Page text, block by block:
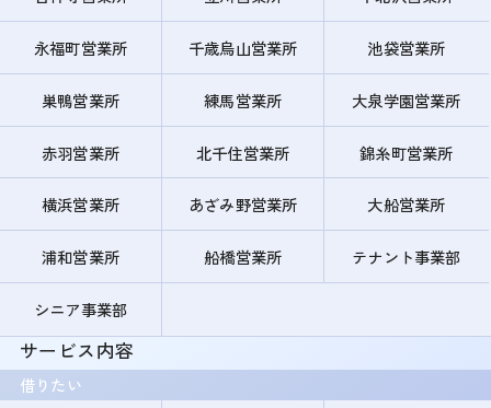
永福町営業所 千歳烏山営業所 池袋営業所
巣鴨営業所 練馬営業所 大泉学園営業所
赤羽営業所 北千住営業所 錦糸町営業所
横浜営業所 あざみ野営業所 大船営業所
浦和営業所 船橋営業所 テナント事業部
シニア事業部
サービス内容
借りたい